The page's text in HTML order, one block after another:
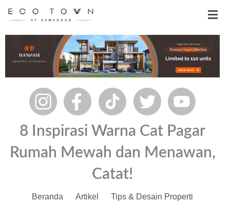
8 Inspirasi Warna Cat Pagar
Rumah Mewah dan Menawan,
Catat!
Beranda Artikel Tips & Desain Properti